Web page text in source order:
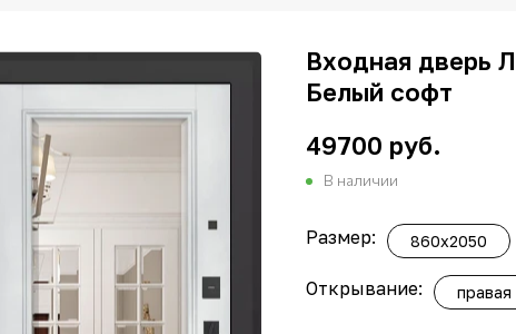
Входная дверь
Белый софт
49700 руб.
В наличии
Размер: 860х2050
Открывание: правая